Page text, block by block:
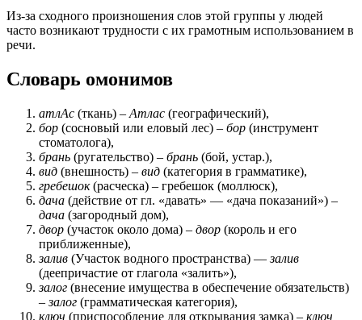
Из-за сходного произношения слов этой группы у людей
часто возникают трудности с их грамотным использованием в
речи.
Словарь омонимов
атлАс (ткань) – Атлас (географический),
бор (сосновый или еловый лес) – бор (инструмент
стоматолога),
брань (ругательство) – брань (бой, устар.),
вид (внешность) – вид (категория в грамматике),
гребешок(расческа) – гребешок (моллюск),
дача (действие от гл. «давать» — «дача показаний») –
дача (загородный дом),
двор (участок около дома) – двор (король и его
приближенные),
залив (Участок водного пространства) —залив
(деепричастие от глагола «залить»),
залог (внесение имущества в обеспечение обязательств)
–залог (грамматическая категория),
ключ (приспособление для открывания замка) – ключ